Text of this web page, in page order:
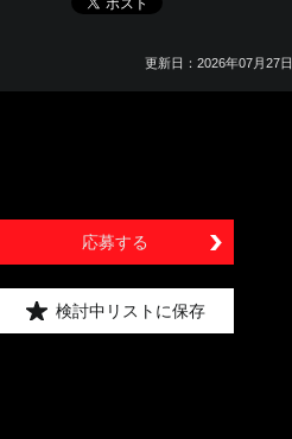
更新日：2026年07月27日
応募する
検討中リストに保存